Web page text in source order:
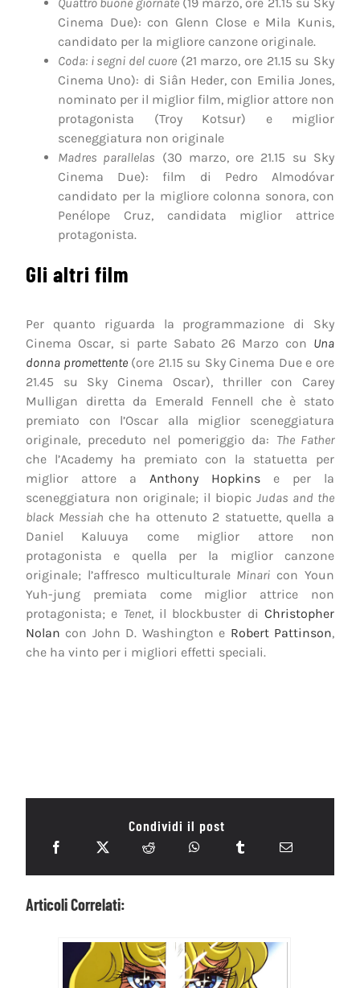
Cinema Due): con Glenn Close e Mila Kunis,
candidato per la migliore canzone originale.
Coda: i segni del cuore(21 marzo, ore 21.15 su Sky
Cinema Uno): di Siân Heder, con Emilia Jones,
nominato per il miglior film, miglior attore non
protagonista (Troy Kotsur) e miglior
sceneggiatura non originale
Madres parallelas (30 marzo, ore 21.15 su Sky
Cinema Due): film di Pedro Almodóvar
candidato per la migliore colonna sonora, con
Penélope Cruz, candidata miglior attrice
protagonista.
Gli altri film
Per quanto riguarda la programmazione di Sky
Cinema Oscar, si parte Sabato 26 Marzo con Una
donna promettente(ore 21.15 su Sky Cinema Due e ore
21.45 su Sky Cinema Oscar), thriller con Carey
Mulligan diretta da Emerald Fennell che è stato
premiato con l’Oscar alla miglior sceneggiatura
originale, preceduto nel pomeriggio da: The Father
che l’Academy ha premiato con la statuetta per
miglior attore a Anthony Hopkins e per la
sceneggiatura non originale; il biopic Judas and the
black Messiah che ha ottenuto 2 statuette, quella a
Daniel Kaluuya come miglior attore non
protagonista e quella per la miglior canzone
originale; l’affresco multiculturale Minari con Youn
Yuh-jung premiata come miglior attrice non
protagonista; e Tenet, il blockbuster diChristopher
Nolan con John D. Washington e Robert Pattinson,
che ha vinto per i migliori effetti speciali.
Condividi il post
Articoli Correlati: